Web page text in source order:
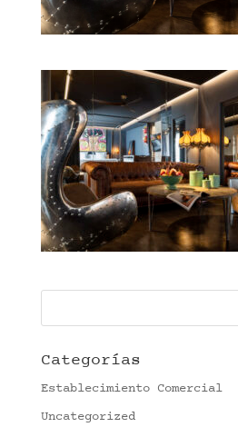
Categorías
Establecimiento Comercial
Uncategorized